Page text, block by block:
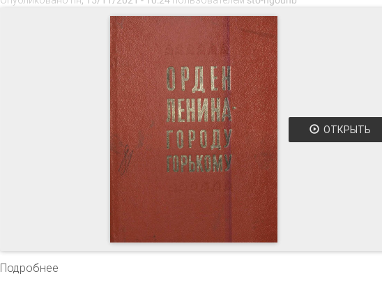
ОТКРЫТЬ
Подробнее